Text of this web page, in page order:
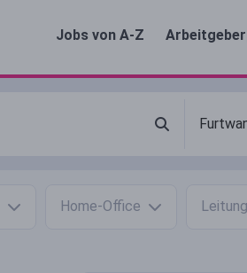
Jobs von A-Z
Home-Office